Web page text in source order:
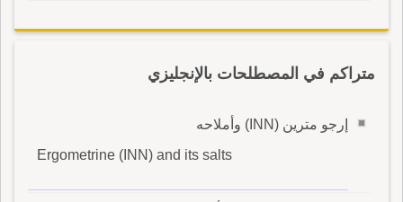
متراكم في المصطلحات بالإنجليزي
إرجو مترين (INN) وأملاحه
Ergometrine (INN) and its salts